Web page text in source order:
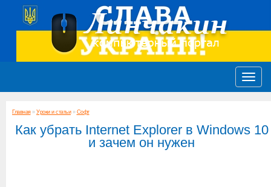
Главная» Уроки и статьи» Софт
Как убрать Internet Explorer в Windows 10
и зачем он нужен